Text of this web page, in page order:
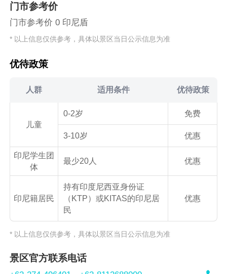
门市参考价
门市参考价 0 印尼盾
* 以上信息仅供参考，具体以景区当日公示信息为准
优待政策
人群 适用条件 优待政策
儿童
0-2岁 免费
3-10岁 优惠
印尼学生团
体
最少20人 优惠
印尼籍居民
持有印度尼西亚身份证
（KTP）或KITAS的印尼居
民
优惠
* 以上信息仅供参考，具体以景区当日公示信息为准
景区官方联系电话